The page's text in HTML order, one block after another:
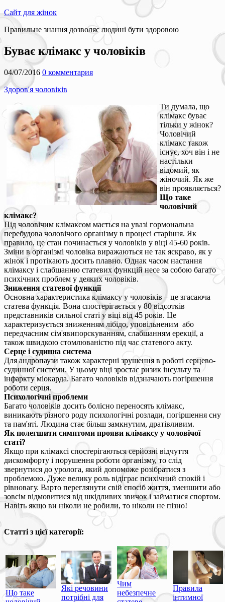
Сайт для жінок
Правильне знання дозволяє людині бути здоровою
Буває клімакс у чоловіків
04/07/2016 0 комментария
Здоров'я чоловіків
Ти думала, що
клімакс буває
тільки у жінок?
Чоловічий
клімакс також
існує, хоч він і не
настільки
відомий, як
жіночий. Як же
він проявляється?
Що таке
чоловічий
клімакс?
Під чоловічим клімаксом мається на увазі гормональна
перебудова чоловічого організму в процесі старіння. Як
правило, це стан починається у чоловіків у віці 45-60 років.
Зміни в організмі чоловіка виражаються не так яскраво, як у
жінок і протікають досить плавно. Однак часом настання
клімаксу і слабшанню статевих функцій несе за собою багато
психічних проблем у деяких чоловіків.
Зниження статевої функції
Основна характеристика клімаксу у чоловіків – це згасаюча
статева функція. Вона спостерігається у 80 відсотків
представників сильної статі у віці від 45 років. Це
характеризується зниженням лібідо, уповільненим або
передчасним сім'явипорскуванням, слабшанням ерекції, а
також швидкою стомлюваністю під час статевого акту.
Серце і судинна система
Для андропаузи також характерні зрушення в роботі серцево-
судинної системи. У цьому віці зростає ризик інсульту та
інфаркту міокарда. Багато чоловіків відзначають погіршення
роботи серця.
Психологічні проблеми
Багато чоловіків досить болісно переносять клімакс,
виникають різного роду психологічні розлади, погіршення сну
та пам'яті. Людина стає більш замкнутим, дратівливим.
Як полегшити симптоми прояви клімаксу у чоловічої
статі?
Якщо при клімаксі спостерігаються серйозні відчуття
дискомфорту і порушення роботи організму, то слід
звернутися до уролога, який допоможе розібратися з
проблемою. Дуже велику роль відіграє психічний спокій і
рівновагу. Варто переглянути свій спосіб життя, зменшити або
зовсім відмовитися від шкідливих звичок і займатися спортом.
Навіть якщо ви ніколи не робили, то ніколи не пізно!
Статті з цієї категорії:
Що таке
Які речовини
потрібні для
Чим
небезпечне
Правила
інтимної